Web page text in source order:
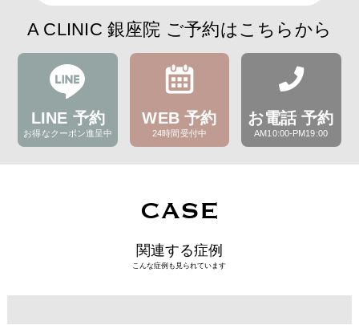
A CLINIC 銀座院 ご予約はこちらから
LINE 予約
お得なクーポン進呈中
WEB 予約
24時間受付中
お電話 予約
AM10:00-PM19:00
CASE
関連する症例
こんな症例も見られています